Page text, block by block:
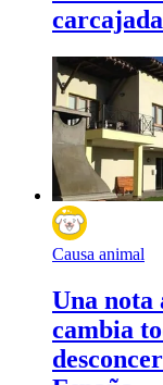
Causa animal
Una nota
cambia